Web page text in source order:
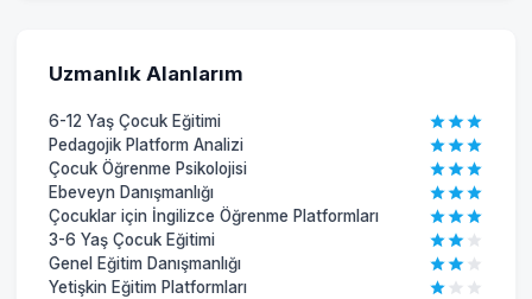
Uzmanlık Alanlarım
6-12 Yaş Çocuk Eğitimi
Pedagojik Platform Analizi
Çocuk Öğrenme Psikolojisi
Ebeveyn Danışmanlığı
Çocuklar için İngilizce Öğrenme Platformları
3-6 Yaş Çocuk Eğitimi
Genel Eğitim Danışmanlığı
Yetişkin Eğitim Platformları